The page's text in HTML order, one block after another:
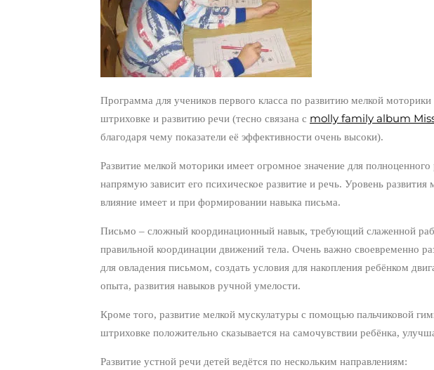
Программа для учеников первого класса по развитию мелкой
штриховке и развитию речи (тесно связана с molly family album
благодаря чему показатели её эффективности очень высоки).
Развитие мелкой моторики имеет огромное значение для
напрямую зависит его психическое развитие и речь. Уровень
влияние имеет и при формировании навыка письма.
Письмо – сложный координационный навык, требующий слаженной
правильной координации движений тела. Очень важно своевременно
для овладения письмом, создать условия для накопления ребёнком
опыта, развития навыков ручной умелости.
Кроме того, развитие мелкой мускулатуры с помощью пальчиковой
штриховке положительно сказывается на самочувствии ребёнка,
Развитие устной речи детей ведётся по нескольким направлениям: